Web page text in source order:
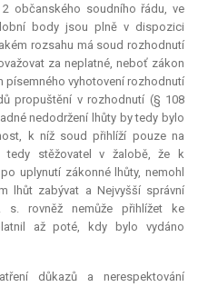
občanského soudního řádu, ve
body jsou plně v dispozici
rozsahu má soud rozhodnutí
za neplatné, neboť zákon
vyhotovení rozhodnutí
propuštění v rozhodnutí (§ 108
nedodržení lhůty by tedy bylo
k níž soud přihlíží pouze na
tedy stěžovatel v žalobě, že k
uplynutí zákonné lhůty, nemohl
lhůt zabývat a Nejvyšší správní
rovněž nemůže přihlížet ke
až poté, kdy bylo vydáno
důkazů a nerespektování